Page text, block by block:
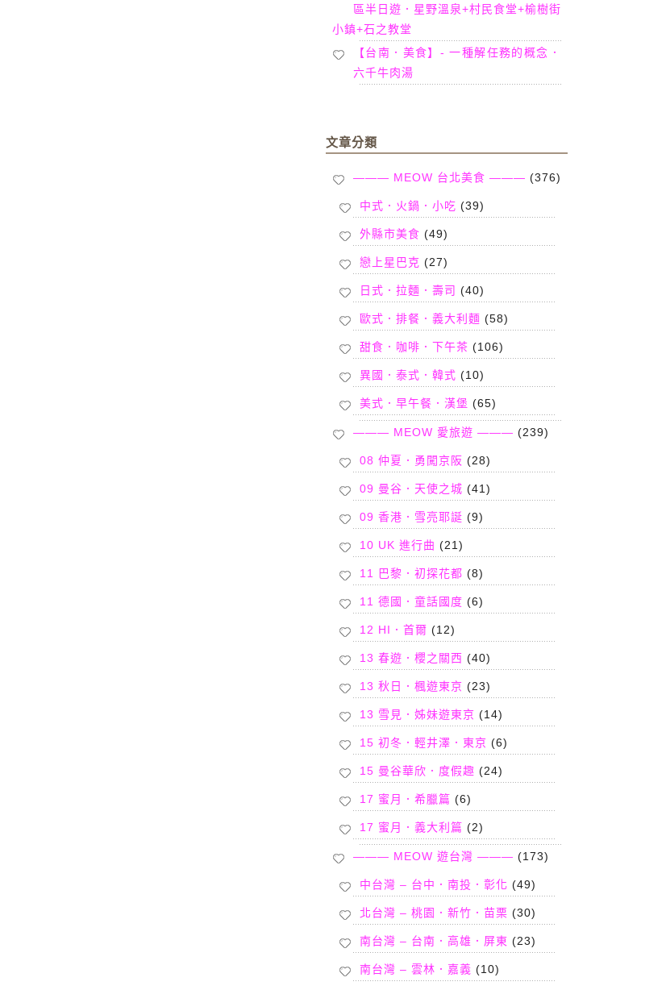
區半日遊．星野溫泉+村民食堂+榆樹街
小鎮+石之教堂
【台南．美食】- 一種解任務的概念．
六千牛肉湯
文章分類
——— MEOW 台北美食 ——— (376)
中式．火鍋．小吃 (39)
外縣市美食 (49)
戀上星巴克 (27)
日式．拉麵．壽司 (40)
歐式．排餐．義大利麵 (58)
甜食．咖啡．下午茶 (106)
異國．泰式．韓式 (10)
美式．早午餐．漢堡 (65)
——— MEOW 愛旅遊 ——— (239)
08 仲夏．勇闖京阪 (28)
09 曼谷．天使之城 (41)
09 香港．雪亮耶誕 (9)
10 UK 進行曲 (21)
11 巴黎．初探花都 (8)
11 德國．童話國度 (6)
12 HI．首爾 (12)
13 春遊．櫻之關西 (40)
13 秋日．楓遊東京 (23)
13 雪見．姊妹遊東京 (14)
15 初冬．輕井澤．東京 (6)
15 曼谷華欣．度假趣 (24)
17 蜜月．希臘篇 (6)
17 蜜月．義大利篇 (2)
——— MEOW 遊台灣 ——— (173)
中台灣 – 台中．南投．彰化 (49)
北台灣 – 桃園．新竹．苗栗 (30)
南台灣 – 台南．高雄．屏東 (23)
南台灣 – 雲林．嘉義 (10)